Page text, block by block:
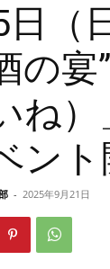
日（
の
ね
ント
- 2025年9月21日